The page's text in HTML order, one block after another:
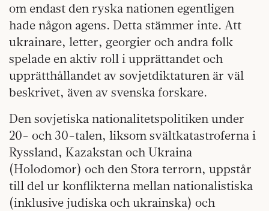
om endast den ryska nationen egentligen
hade någon agens. Detta stämmer inte. Att
ukrainare, letter, georgier och andra folk
spelade en aktiv roll i upprättandet och
upprätthållandet av sovjetdiktaturen är väl
beskrivet, även av svenska forskare.
Den sovjetiska nationalitetspolitiken under
20- och 30-talen, liksom svältkatastroferna i
Ryssland, Kazakstan och Ukraina
(Holodomor) och den Stora terrorn, uppstår
till del ur konflikterna mellan nationalistiska
(inklusive judiska och ukrainska) och